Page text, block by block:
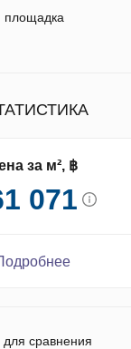
площадка
за м², ฿
071
сравнения